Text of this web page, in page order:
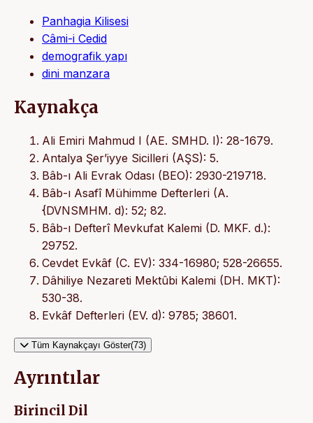
Panhagia Kilisesi
Câmi-i Cedid
demografik yapı
dini manzara
Kaynakça
Ali Emiri Mahmud I (AE. SMHD. I): 28-1679.
Antalya Şer’iyye Sicilleri (AŞS): 5.
Bâb-ı Ali Evrak Odası (BEO): 2930-219718.
Bâb-ı Asafî Mühimme Defterleri (A.
{DVNSMHM. d): 52; 82.
Bâb-ı Defterî Mevkufat Kalemi (D. MKF. d.):
29752.
Cevdet Evkâf (C. EV): 334-16980; 528-26655.
Dâhiliye Nezareti Mektûbi Kalemi (DH. MKT):
530-38.
Evkâf Defterleri (EV. d): 9785; 38601.
Tüm Kaynakçayı Göster(73)
Ayrıntılar
Birincil Dil